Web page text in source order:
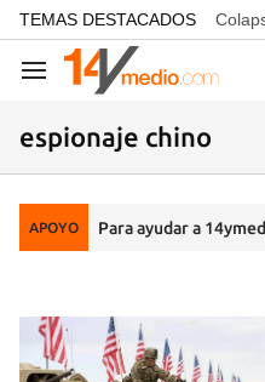
common.go-to-content
TEMAS DESTACADOS
Navegación
espionaje chino
APOYO Para ayudar a